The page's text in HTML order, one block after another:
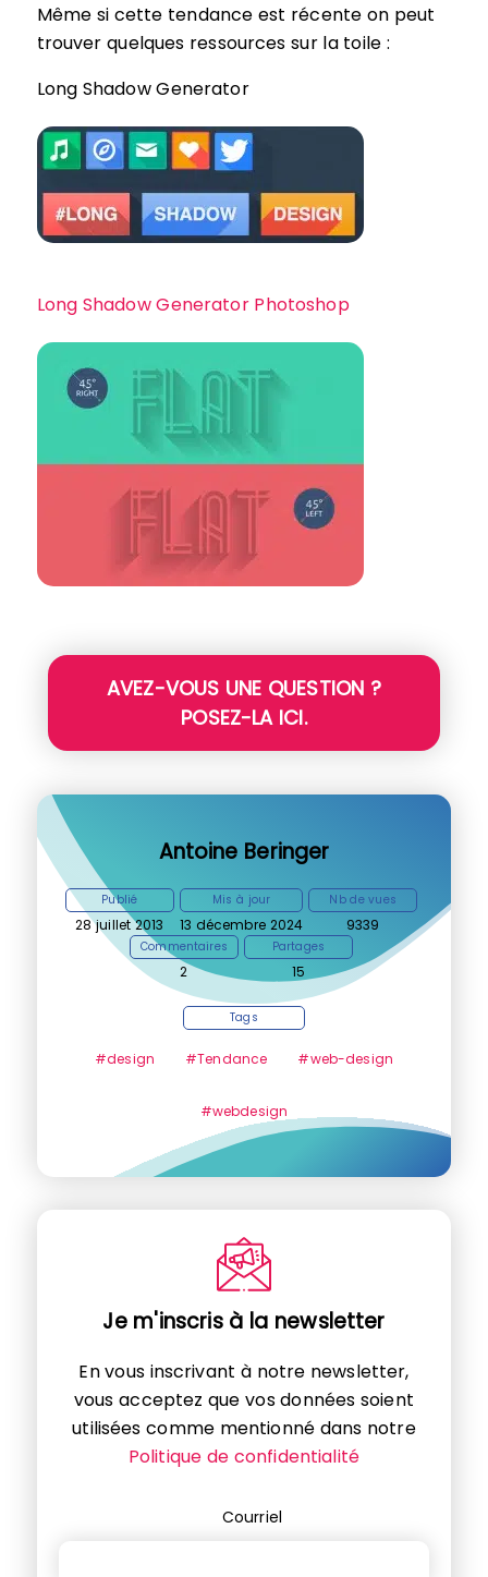
Même si cette tendance est récente on peut
trouver quelques ressources sur la toile :
Long Shadow Generator
Long Shadow Generator Photoshop
AVEZ-VOUS UNE QUESTION ?
POSEZ-LA ICI.
Antoine Beringer
Publié
28 juillet 2013
Mis à jour
13 décembre 2024
Nb de vues
9339
Commentaires
2
Partages
15
Tags
#design #Tendance #web-design
#webdesign
Je m'inscris à la newsletter
En vous inscrivant à notre newsletter,
vous acceptez que vos données soient
utilisées comme mentionné dans notre
Politique de confidentialité
Courriel